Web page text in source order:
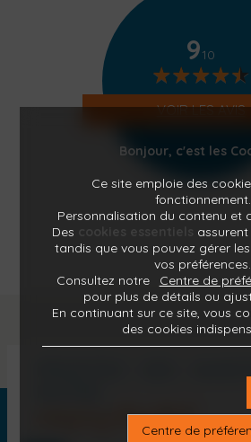
910
★★★★★
★★★★★
VOIR LES AVIS
camping familial
Bonjour, c'est les
Ce site emploie des
fonctionnement.
Personnalisation du contenu et
Des
tandis que vous pouvez gérer
vos préférences.
Consultez notre
Centre de
pour plus de détails ou
En continuant sur ce site, vous
des cookies
Centre de